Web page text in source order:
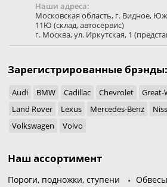
Наши адреса:
Московская область, г. Видное,
11Ю (склад, автосервис)
г. Москва,ул. Иркутская, 1
Зарегистрированные брэнды:
Audi BMW Cadillac Chevrolet Great-
Land Rover
Lexus Mercedes-Benz
Volkswagen
Volvo
Наш ассортимент
Пороги, подножки, ступени Обвесы